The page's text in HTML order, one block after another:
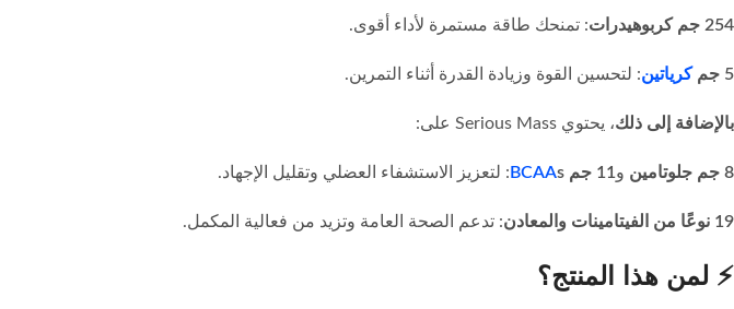
254 جم كربوهيدرات : تمنحك طاقة مستمرة لأداء أقوى.
5 جم كرياتين: لتحسين القوة وزيادة القدرة أثناء التمرين.
بالإضافة إلى ذلك، يحتوي Serious Mass على:
8 جم جلوتامين و11 جم BCAAs : لتعزيز الاستشفاء العضلي وتقليل الإجهاد.
19 نوعًا من الفيتامينات والمعادن : تدعم الصحة العامة وتزيد من فعالية المكمل.
⚡ لمن هذا المنتج؟